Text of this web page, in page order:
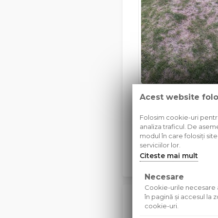
Pete uscate in
Buna ziua,
Am aplicat
Irigam dimineata si
Citeste mai mult
Cotfas Tudor
Acest website
Folosim cookie-uri
analiza traficul. De
modul în care folosiți
serviciilor lor.
Citeste mai mult
Necesare
Cookie-urile necesare
în pagină şi accesul la
cookie-uri.